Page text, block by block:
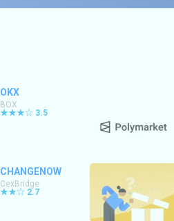
OKX
BOX
★★★☆ 3.5
CHANGENOW
CexBridge
★★☆ 2.7